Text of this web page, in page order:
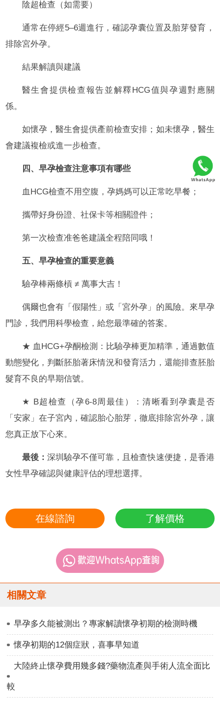
陰超檢查（如需要）
通常在停經5–6週進行，確認孕囊位置及胎芽發育，
排除宮外孕。
結果解讀與建議
醫生會提供檢查報告並解釋HCG值與孕週對應關
係。
如懷孕，醫生會提供產前檢查安排；如未懷孕，醫生
會建議複檢或進一步檢查。
四、早孕檢查注意事項有哪些
血HCG檢查不用空腹，孕媽媽可以正常吃早餐；
攜帶好身份證、社保卡等相關證件；
第一次檢查准爸爸建議全程陪同哦！
五、早孕檢查的重要意義
驗孕棒兩條槓 ≠ 萬事大吉！
偶爾也會有「假陽性」或「宮外孕」的風險。來早孕
門診，我們用科學檢查，給您最準確的答案。
★ 血HCG+孕酮檢測：比驗孕棒更加精準，通過數值
動態變化，判斷胚胎著床情況和發育活力，還能排查胚胎
髮育不良的早期信號。
★ B超檢查（孕6-8周最佳）：清晰看到孕囊是否
「安家」在子宮內，確認胎心胎芽，徹底排除宮外孕，讓
您真正放下心來。
最後： 深圳驗孕不僅可靠，且檢查快速便捷，是香港
女性早孕確認與健康評估的理想選擇。
在線諮詢 了解價格
相關文章
早孕多久能被測出？專家解讀懷孕初期的檢測時機
懷孕初期的12個症狀，喜事早知道
大陸終止懷孕費用幾多錢?藥物流產與手術人流全面比
較